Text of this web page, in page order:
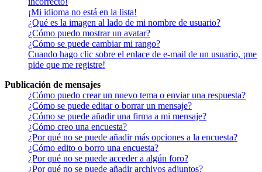
¡Mi idioma no está en la lista!
¿Qué es la imagen al lado de mi nombre de usuario?
¿Cómo puedo mostrar un avatar?
¿Cómo se puede cambiar mi rango?
Cuando hago clic sobre el enlace de e-mail de un usuario, ¡me
pide que me registre!
Publicación de mensajes
¿Cómo puedo crear un nuevo tema o enviar una respuesta?
¿Cómo se puede editar o borrar un mensaje?
¿Cómo se puede añadir una firma a mi mensaje?
¿Cómo creo una encuesta?
¿Por qué no se puede añadir más opciones a la encuesta?
¿Cómo edito o borro una encuesta?
¿Por qué no se puede acceder a algún foro?
¿Por qué no se puede añadir archivos adjuntos?